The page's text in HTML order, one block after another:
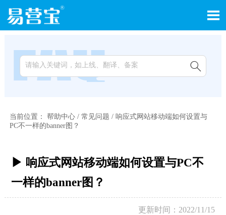


当前位置： 帮助中心/ 常见问题 / 响应式网站移动端如何设置与
PC不一样的banner图？
▶ 响应式网站移动端如何设置与PC不
一样的banner图？
更新时间：2022/11/15